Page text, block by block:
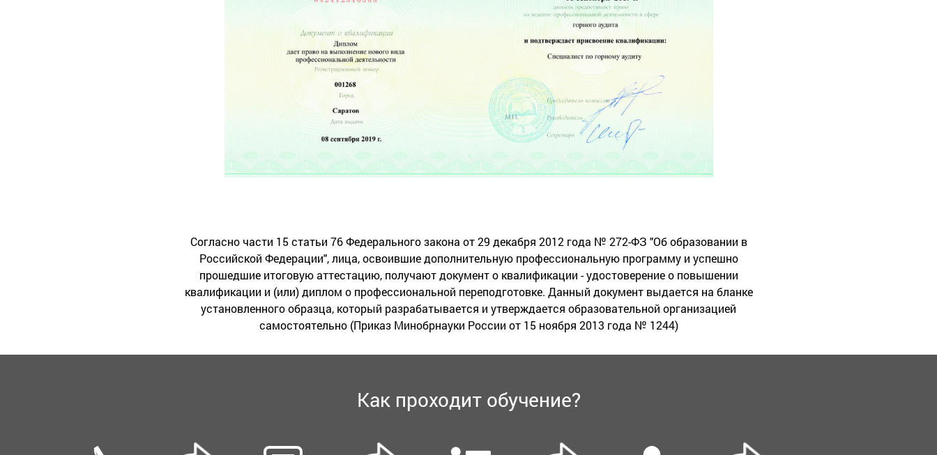
Согласно части 15 статьи 76 Федерального закона от 29 декабря 2012 года № 272-ФЗ "Об образовании в
Российской Федерации", лица, освоившие дополнительную профессиональную программу и успешно
прошедшие итоговую аттестацию, получают документ о квалификации - удостоверение о повышении
квалификации и (или) диплом о профессиональной переподготовке. Данный документ выдается на бланке
установленного образца, который разрабатывается и утверждается образовательной организацией
самостоятельно (Приказ Минобрнауки России от 15 ноября 2013 года № 1244)
Как проходит обучение?